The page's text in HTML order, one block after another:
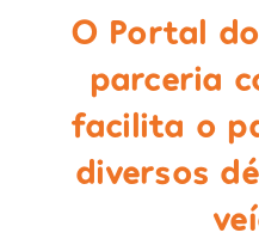
O Portal
parceria
facilita o
diversos